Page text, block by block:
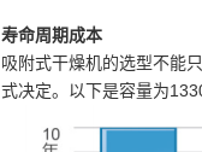
寿命周期成本
吸附式干燥机的选型不能
式决定。以下是容量为